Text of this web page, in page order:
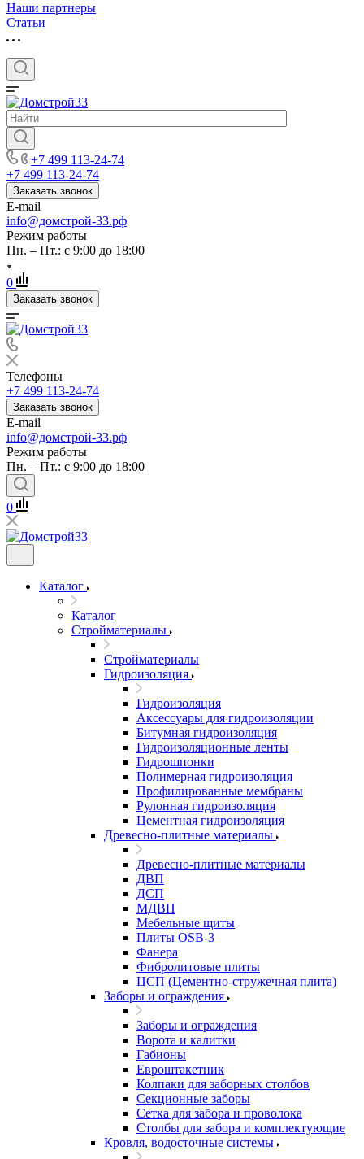
Наши партнеры
Статьи
+7 499 113-24-74
+7 499 113-24-74
Заказать звонок
E-mail
info@домстрой-33.рф
Режим работы
Пн. – Пт.: с 9:00 до 18:00
0
Заказать звонок
Телефоны
+7 499 113-24-74
Заказать звонок
E-mail
info@домстрой-33.рф
Режим работы
Пн. – Пт.: с 9:00 до 18:00
0
Каталог
Каталог
Стройматериалы
Стройматериалы
Гидроизоляция
Гидроизоляция
Аксессуары для гидроизоляции
Битумная гидроизоляция
Гидроизоляционные ленты
Гидрошпонки
Полимерная гидроизоляция
Профилированные мембраны
Рулонная гидроизоляция
Цементная гидроизоляция
Древесно-плитные материалы
Древесно-плитные материалы
ДВП
ДСП
МДВП
Мебельные щиты
Плиты OSB-3
Фанера
Фибролитовые плиты
ЦСП (Цементно-стружечная плита)
Заборы и ограждения
Заборы и ограждения
Ворота и калитки
Габионы
Евроштакетник
Колпаки для заборных столбов
Секционные заборы
Сетка для забора и проволока
Столбы для забора и комплектующие
Кровля, водосточные системы